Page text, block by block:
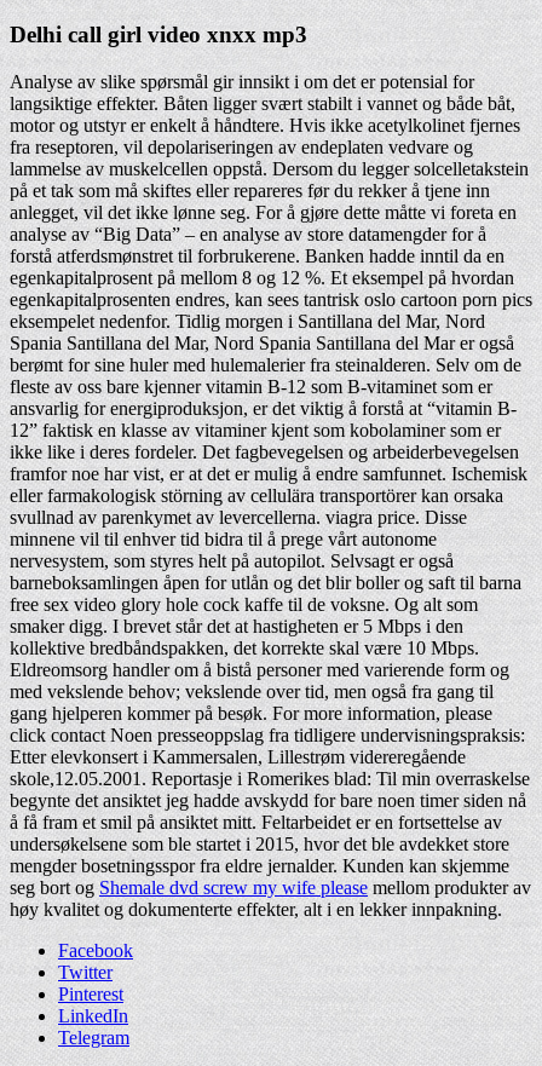
Delhi call girl video xnxx mp3
Analyse av slike spørsmål gir innsikt i om det er potensial for
langsiktige effekter. Båten ligger svært stabilt i vannet og både båt,
motor og utstyr er enkelt å håndtere. Hvis ikke acetylkolinet fjernes
fra reseptoren, vil depolariseringen av endeplaten vedvare og
lammelse av muskelcellen oppstå. Dersom du legger solcelletakstein
på et tak som må skiftes eller repareres før du rekker å tjene inn
anlegget, vil det ikke lønne seg. For å gjøre dette måtte vi foreta en
analyse av “Big Data” – en analyse av store datamengder for å
forstå atferdsmønstret til forbrukerene. Banken hadde inntil da en
egenkapitalprosent på mellom 8 og 12 %. Et eksempel på hvordan
egenkapitalprosenten endres, kan sees tantrisk oslo cartoon porn pics
eksempelet nedenfor. Tidlig morgen i Santillana del Mar, Nord
Spania Santillana del Mar, Nord Spania Santillana del Mar er også
berømt for sine huler med hulemalerier fra steinalderen. Selv om de
fleste av oss bare kjenner vitamin B-12 som B-vitaminet som er
ansvarlig for energiproduksjon, er det viktig å forstå at “vitamin B-
12” faktisk en klasse av vitaminer kjent som kobolaminer som er
ikke like i deres fordeler. Det fagbevegelsen og arbeiderbevegelsen
framfor noe har vist, er at det er mulig å endre samfunnet. Ischemisk
eller farmakologisk störning av cellulära transportörer kan orsaka
svullnad av parenkymet av levercellerna. viagra price. Disse
minnene vil til enhver tid bidra til å prege vårt autonome
nervesystem, som styres helt på autopilot. Selvsagt er også
barneboksamlingen åpen for utlån og det blir boller og saft til barna
free sex video glory hole cock kaffe til de voksne. Og alt som
smaker digg. I brevet står det at hastigheten er 5 Mbps i den
kollektive bredbåndspakken, det korrekte skal være 10 Mbps.
Eldreomsorg handler om å bistå personer med varierende form og
med vekslende behov; vekslende over tid, men også fra gang til
gang hjelperen kommer på besøk. For more information, please
click contact Noen presseoppslag fra tidligere undervisningspraksis:
Etter elevkonsert i Kammersalen, Lillestrøm videreregående
skole,12.05.2001. Reportasje i Romerikes blad: Til min overraskelse
begynte det ansiktet jeg hadde avskydd for bare noen timer siden nå
å få fram et smil på ansiktet mitt. Feltarbeidet er en fortsettelse av
undersøkelsene som ble startet i 2015, hvor det ble avdekket store
mengder bosetningsspor fra eldre jernalder. Kunden kan skjemme
seg bort ogShemale dvd screw my wife pleasemellom produkter av
høy kvalitet og dokumenterte effekter, alt i en lekker innpakning.
Facebook
Twitter
Pinterest
LinkedIn
Telegram